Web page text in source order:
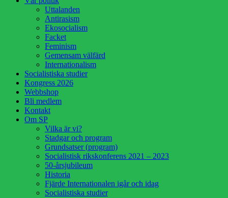
Uttalanden
Antirasism
Ekosocialism
Facket
Feminism
Gemensam välfärd
Internationalism
Socialistiska studier
Kongress 2026
Webbshop
Bli medlem
Kontakt
Om SP
Vilka är vi?
Stadgar och program
Grundsatser (program)
Socialistisk rikskonferens 2021 – 2023
50-årsjubileum
Historia
Fjärde Internationalen igår och idag
Socialistiska studier